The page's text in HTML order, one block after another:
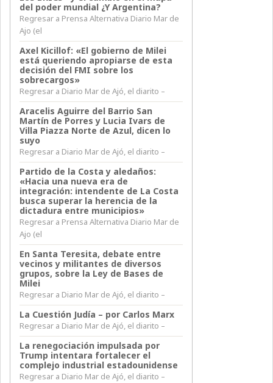
del poder mundial ¿Y Argentina?
Regresar a Prensa Alternativa Diario Mar de
Ajo (el
Axel Kicillof: «El gobierno de Milei
está queriendo apropiarse de esta
decisión del FMI sobre los
sobrecargos»
Regresar a Diario Mar de Ajó, el diarito –
Aracelis Aguirre del Barrio San
Martín de Porres y Lucia Ivars de
Villa Piazza Norte de Azul, dicen lo
suyo
Regresar a Diario Mar de Ajó, el diarito –
Partido de la Costa y aledaños:
«Hacia una nueva era de
integración: intendente de La Costa
busca superar la herencia de la
dictadura entre municipios»
Regresar a Prensa Alternativa Diario Mar de
Ajo (el
En Santa Teresita, debate entre
vecinos y militantes de diversos
grupos, sobre la Ley de Bases de
Milei
Regresar a Diario Mar de Ajó, el diarito –
La Cuestión Judía – por Carlos Marx
Regresar a Diario Mar de Ajó, el diarito –
La renegociación impulsada por
Trump intentara fortalecer el
complejo industrial estadounidense
Regresar a Diario Mar de Ajó, el diarito –